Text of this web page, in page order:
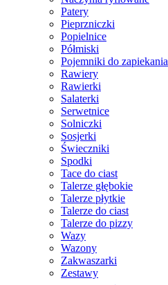
Patery
Pieprzniczki
Popielnice
Półmiski
Pojemniki do zapiekania
Rawiery
Rawierki
Salaterki
Serwetnice
Solniczki
Sosjerki
Świeczniki
Spodki
Tace do ciast
Talerze głębokie
Talerze płytkie
Talerze do ciast
Talerze do pizzy
Wazy
Wazony
Zakwaszarki
Zestawy